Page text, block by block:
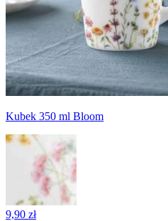
Kubek 350 ml Bloom
9,90 zł